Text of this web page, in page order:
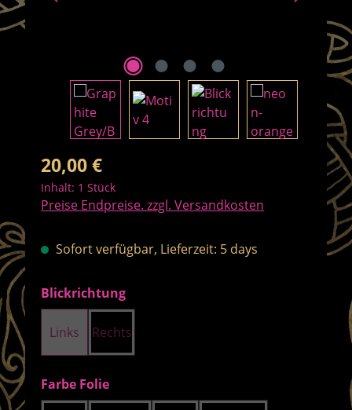
Regulärer Preis:
20,00 €
Inhalt: 1 Stück
Preise Endpreise. zzgl. Versandkosten
Sofort verfügbar, Lieferzeit: 5 days
Blickrichtungauswählen
Links Rechts
Farbe Folieauswählen